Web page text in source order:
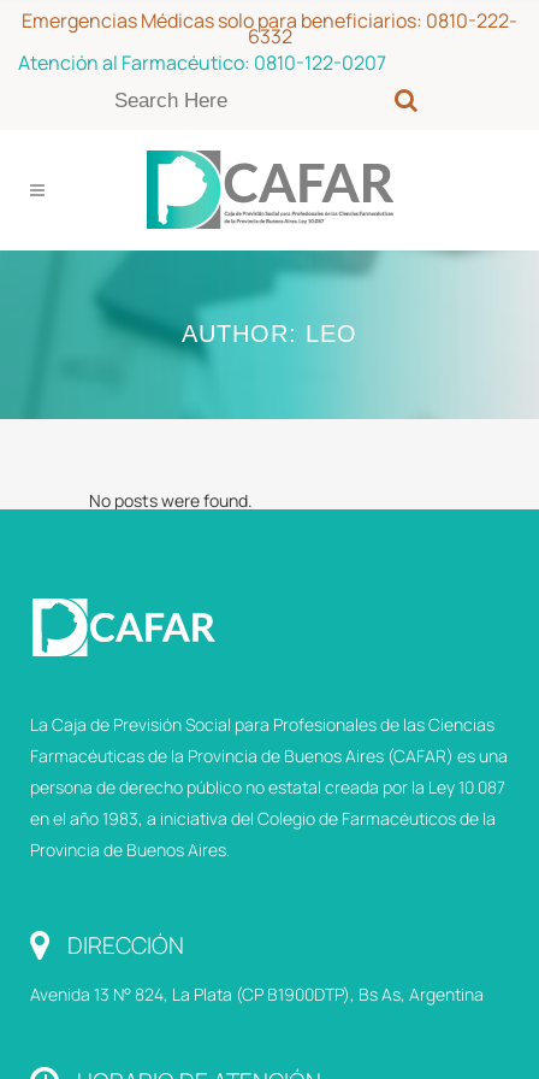
Emergencias Médicas solo para beneficiarios: 0810-222-
6332
Atención al Farmacéutico: 0810-122-0207
AUTHOR: LEO
No posts were found.
La Caja de Previsión Social para Profesionales de las Ciencias
Farmacéuticas de la Provincia de Buenos Aires (CAFAR) es una
persona de derecho público no estatal creada por la Ley 10.087
en el año 1983, a iniciativa del Colegio de Farmacéuticos de la
Provincia de Buenos Aires.
DIRECCIÓN
Avenida 13 N° 824, La Plata (CP B1900DTP), Bs As, Argentina